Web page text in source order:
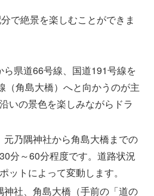
で絶景を楽しむことができま
ら県道66号線、国道191号線を
（角島大橋）へと向かうのが主
いの景色を楽しみながらドラ
元乃隅神社から角島大橋までの
分～60分程度です。道路状況
ットによって変動します。
神社、角島大橋（手前の「道の